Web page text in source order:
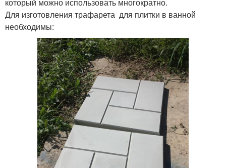
Для изготовления трафарета для плитки в ванной
необходимы: